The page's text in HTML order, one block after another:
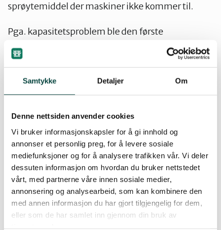
Samtykke Detaljer Om
Denne nettsiden anvender cookies
Vi bruker informasjonskapsler for å gi innhold og
annonser et personlig preg, for å levere sosiale
mediefunksjoner og for å analysere trafikken vår. Vi deler
dessuten informasjon om hvordan du bruker nettstedet
vårt, med partnerne våre innen sosiale medier,
annonsering og analysearbeid, som kan kombinere den
med annen informasjon du har gjort tilgjengelig for dem,
eller som de har samlet inn gjennom din bruk av
sprøytemiddel der maskiner ikke kommer til.
Pga. kapasitetsproblem ble den første
kantslåtten, opprinnelig planlagt uke 24 (10-
14.juni) utført i slutten av juli. Den andre ordinære
kantslåtten ble gjennomført i august/september.
26.juli ble områder som kantslåttmaskiner ikke
kommer til sprøytet med glyfosat (roundup). 14
dager senere ble de sprøytede områder slått for å
Prosjektet vil bli følget opp neste sesong med
omtrent samme fremgangsmåte. Oppfølgingen
vil skje over flere år.
Det er et ønske at alle som har tilknytning til
området blir med på dugnaden, slik at mengden